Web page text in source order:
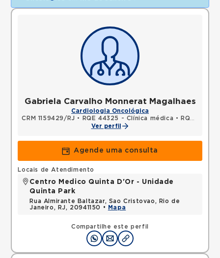
Gabriela Carvalho Monnerat Magalhaes
Cardiologia Oncológica
CRM 1159429/RJ • RQE 44325 - Clínica médica •
RQE 57600 - Cardiologia
Ver perfil
Agende uma consulta
Compartilhe este perfil
Locais de Atendimento
Centro Medico Quinta D'Or - Unidade
Quinta Park
Rua Almirante Baltazar, Sao Cristovao, Rio de
Janeiro, RJ, 20941150 •
Mapa